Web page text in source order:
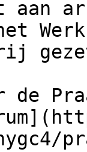
aan
de